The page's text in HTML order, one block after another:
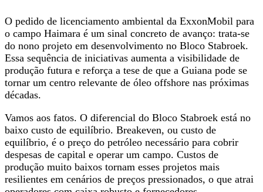
O pedido de licenciamento ambiental da ExxonMobil para
o campo Haimara é um sinal concreto de avanço: trata‑se
do nono projeto em desenvolvimento no Bloco Stabroek.
Essa sequência de iniciativas aumenta a visibilidade de
produção futura e reforça a tese de que a Guiana pode se
tornar um centro relevante de óleo offshore nas próximas
décadas.
Vamos aos fatos. O diferencial do Bloco Stabroek está no
baixo custo de equilíbrio. Breakeven, ou custo de
equilíbrio, é o preço do petróleo necessário para cobrir
despesas de capital e operar um campo. Custos de
produção muito baixos tornam esses projetos mais
resilientes em cenários de preços pressionados, o que atrai